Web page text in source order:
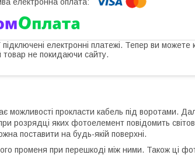
підключені електронні платежі. Тепер ви можете
товар не покидаючи сайту.
можливості прокласти кабель під воротами.
розрядці яких фотоелемент повідомить
поставити на будь-якій поверхні.
променя при перешкоді між ними. Також ці